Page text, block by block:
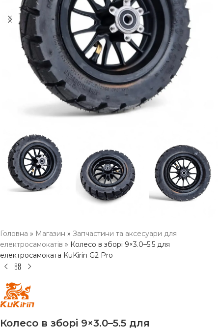
Головна » Магазин » Запчастини та аксесуари для
електросамокатів » Колесо в зборі 9×3.0–5.5 для
електросамоката KuKirin G2 Pro
Колесо в зборі 9×3.0–5.5 для